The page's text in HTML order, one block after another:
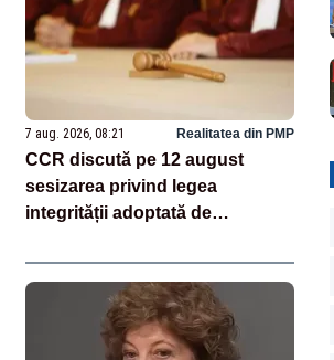
7 aug. 2026, 08:21 Realitatea din PMP
CCR discută pe 12 august
sesizarea privind legea
integrității adoptată de